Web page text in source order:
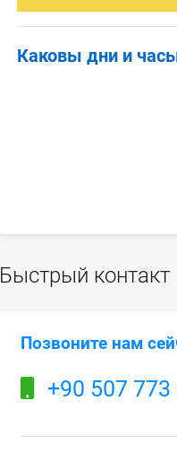
Каковы дни и
Быстрый контакт
Позвоните нам
+90 507 773